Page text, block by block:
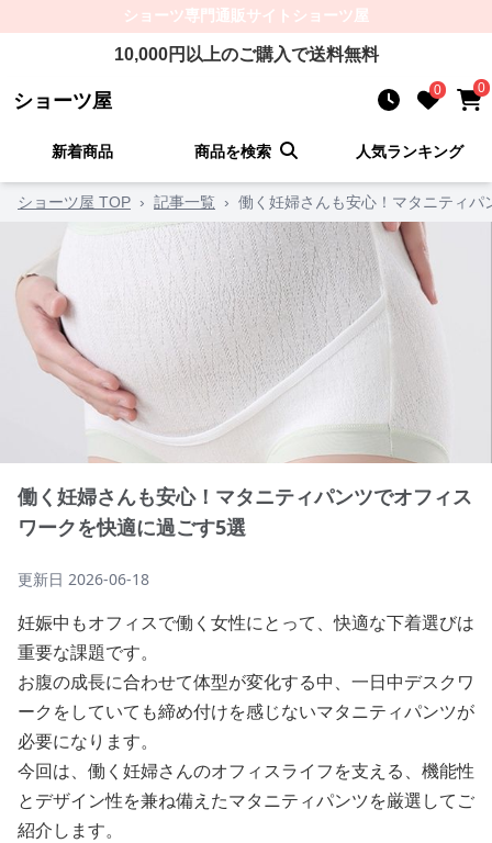
ショーツ専門通販サイト ショーツ屋
10,000円以上のご購入で送料無料
ショーツ屋 0 0
新着商品 商品を検索 人気ランキング
ショーツ屋 TOP › 記事一覧 › 働く妊婦さんも安心！マタニティ
働く妊婦さんも安心！マタニティパンツでオフィス
ワークを快適に過ごす5選
更新日 2026-06-18
妊娠中もオフィスで働く女性にとって、快適な下着選びは
重要な課題です。
お腹の成長に合わせて体型が変化する中、一日中デスクワ
ークをしていても締め付けを感じないマタニティパンツが
必要になります。
今回は、働く妊婦さんのオフィスライフを支える、機能性
とデザイン性を兼ね備えたマタニティパンツを厳選してご
紹介します。